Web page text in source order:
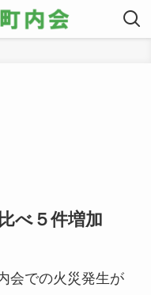
べ５件増加
会での火災発生が